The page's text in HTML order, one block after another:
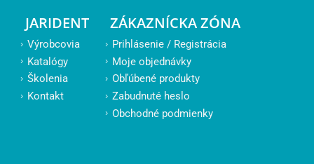
JARIDENT
Výrobcovia
Katalógy
Školenia
Kontakt
ZÁKAZNÍCKA ZÓNA
Prihlásenie / Registrácia
Moje objednávky
Obľúbené produkty
Zabudnuté heslo
Obchodné podmienky